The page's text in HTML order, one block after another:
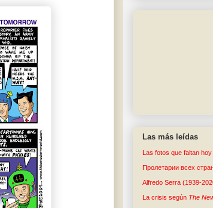
Las más leídas
Las fotos que faltan
Пролетарии всех
Alfredo Serra (1939-
La crisis según The